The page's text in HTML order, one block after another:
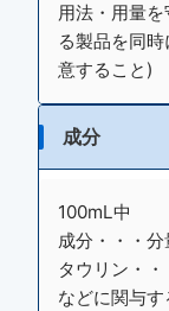
用法・用量
る製品を同
意すること)
成分
100mL中
成分・・・
タウリン・
などに関与す